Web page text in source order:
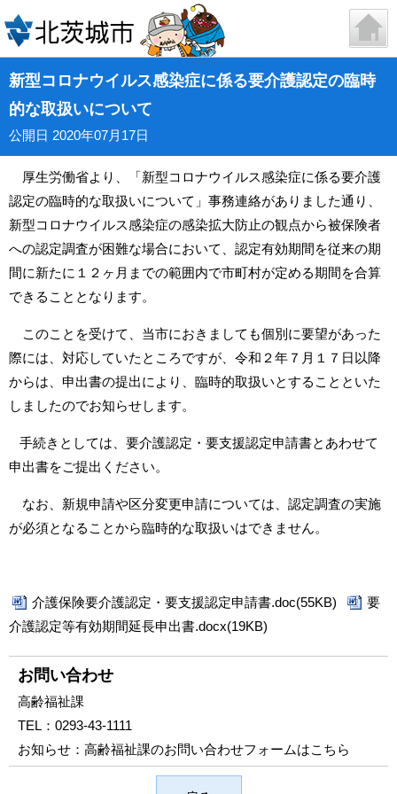
新型コロナウイルス感染症に係る要介護認定の臨時
的な取扱いについて
公開日 2020年07月17日
厚生労働省より、「新型コロナウイルス感染症に係る要介護
認定の臨時的な取扱いについて」事務連絡がありました通り、
新型コロナウイルス感染症の感染拡大防止の観点から被保険者
への認定調査が困難な場合において、認定有効期間を従来の期
間に新たに１２ヶ月までの範囲内で市町村が定める期間を合算
できることとなります。
このことを受けて、当市におきましても個別に要望があった
際には、対応していたところですが、令和２年７月１７日以降
からは、申出書の提出により、臨時的取扱いとすることといた
しましたのでお知らせします。
手続きとしては、要介護認定・要支援認定申請書とあわせて
申出書をご提出ください。
なお、新規申請や区分変更申請については、認定調査の実施
が必須となることから臨時的な取扱いはできません。
介護保険要介護認定・要支援認定申請書.doc(55KB)
要
介護認定等有効期間延長申出書.docx(19KB)
お問い合わせ
高齢福祉課
TEL： 0293-43-1111
お知らせ： 高齢福祉課のお問い合わせフォームはこちら